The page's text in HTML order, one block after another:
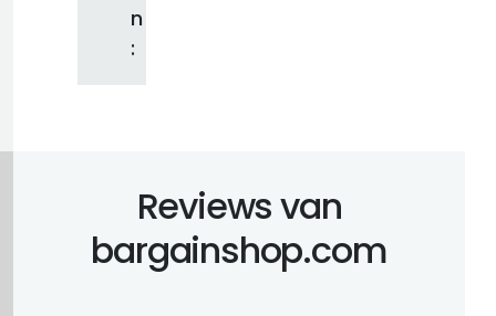
n
:
Reviews van
bargainshop.com